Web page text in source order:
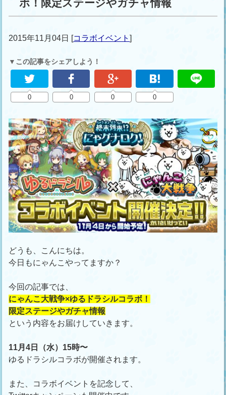
ボ！限定ステージやガチャ情報
2015年11月04日 [コラボイベント]
▼この記事をシェアしよう！
0 0 0 0
どうも、こんにちは。
今日もにゃんこやってますか？
今回の記事では、
にゃんこ大戦争×ゆるドラシルコラボ！
限定ステージやガチャ情報
という内容をお届けしていきます。
11月4日（水）15時〜
ゆるドラシルコラボが開催されます。
また、コラボイベントを記念して、